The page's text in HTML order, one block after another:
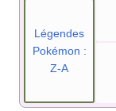
Légendes
Pokémon :
Z-A